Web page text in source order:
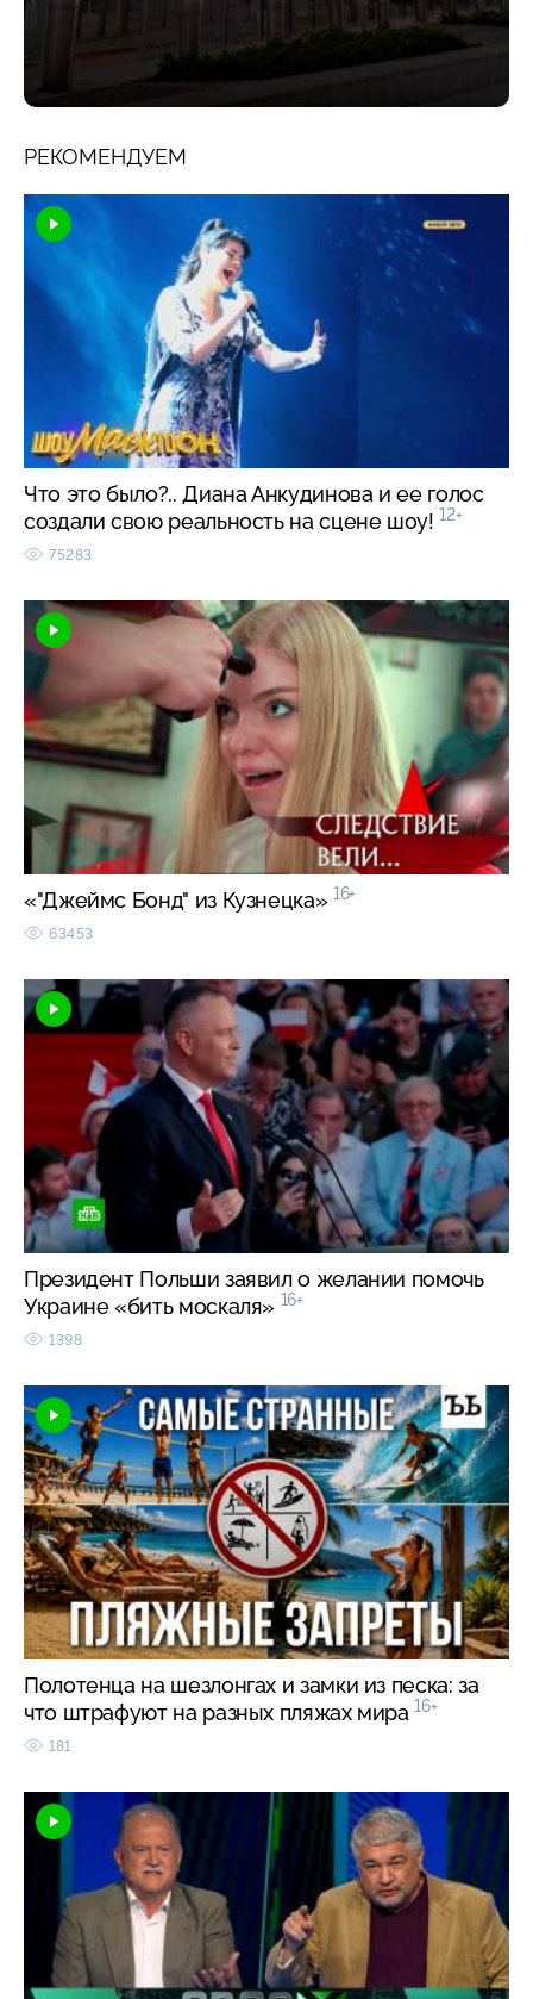
РЕКОМЕНДУЕМ
Что это было?.. Диана Анкудинова и ее голос
создали свою реальность на сцене шоу! 12+
75283
«"Джеймс Бонд" из Кузнецка» 16+
63453
Президент Польши заявил о желании помочь
Украине «бить москаля» 16+
1398
Полотенца на шезлонгах и замки из песка: за
что штрафуют на разных пляжах мира 16+
181